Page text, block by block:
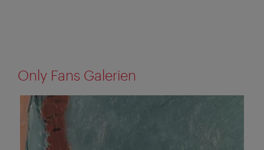
Only Fans Galerien